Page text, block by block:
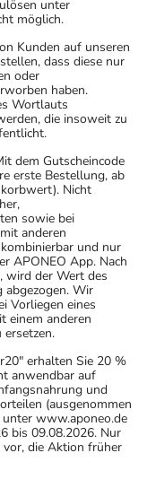
unter
möglich.
Kunden auf unseren
dass diese nur
oder
haben.
Wortlauts
die insoweit zu
dem Gutscheincode
erste Bestellung, ab
Nicht
sowie bei
anderen
und nur
APONEO App. Nach
wird der Wert des
abgezogen. Wir
Vorliegen eines
einem anderen
ersetzen.
erhalten Sie 20 %
anwendbar auf
und
(ausgenommen
www.aponeo.de
bis 09.08.2026. Nur
die Aktion früher